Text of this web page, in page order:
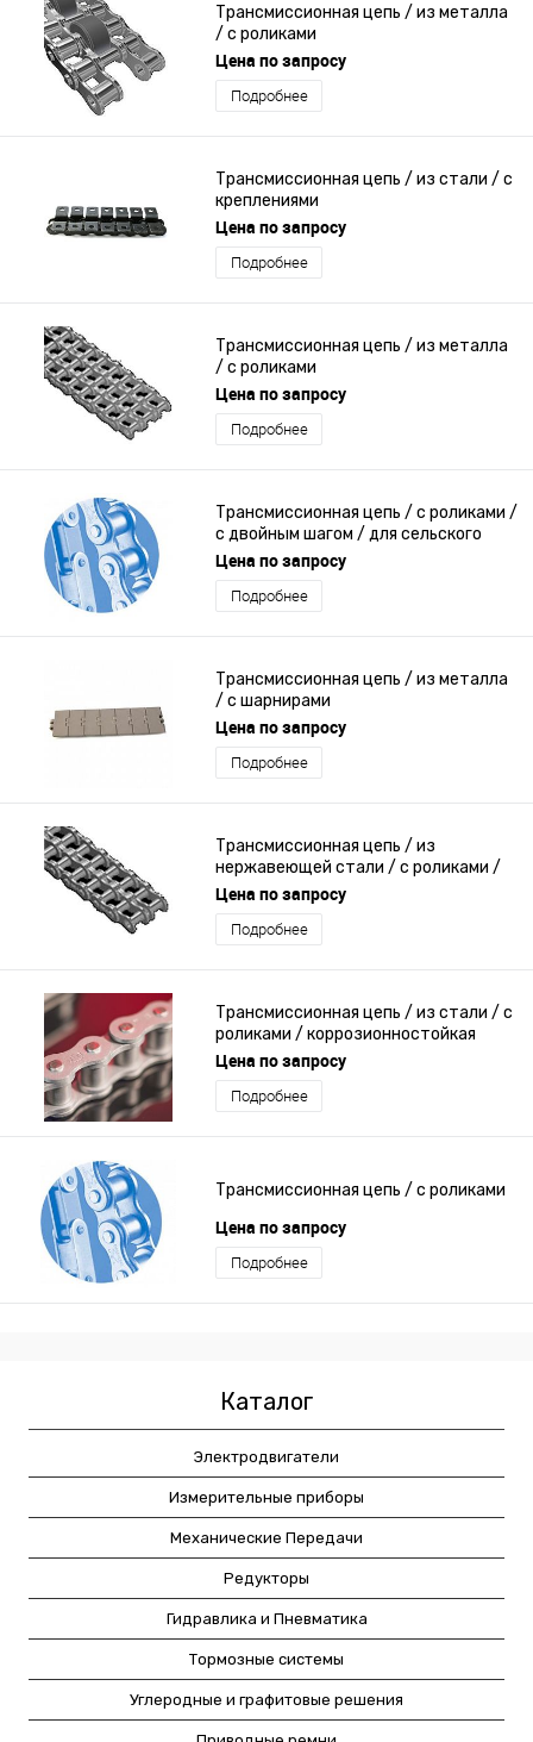
Трансмиссионная цепь / из металла
/ с роликами
Цена по запросу
Подробнее
Трансмиссионная цепь / из стали / с
креплениями
Цена по запросу
Подробнее
Трансмиссионная цепь / из металла
/ с роликами
Цена по запросу
Подробнее
Трансмиссионная цепь / с роликами /
с двойным шагом / для сельского
хозяйства
Цена по запросу
Подробнее
Трансмиссионная цепь / из металла
/ с шарнирами
Цена по запросу
Подробнее
Трансмиссионная цепь / из
нержавеющей стали / с роликами /
двойная
Цена по запросу
Подробнее
Трансмиссионная цепь / из стали / с
роликами / коррозионностойкая
Цена по запросу
Подробнее
Трансмиссионная цепь / с роликами
Цена по запросу
Подробнее
Каталог
Электродвигатели
Измерительные приборы
Механические Передачи
Редукторы
Гидравлика и Пневматика
Тормозные системы
Углеродные и графитовые решения